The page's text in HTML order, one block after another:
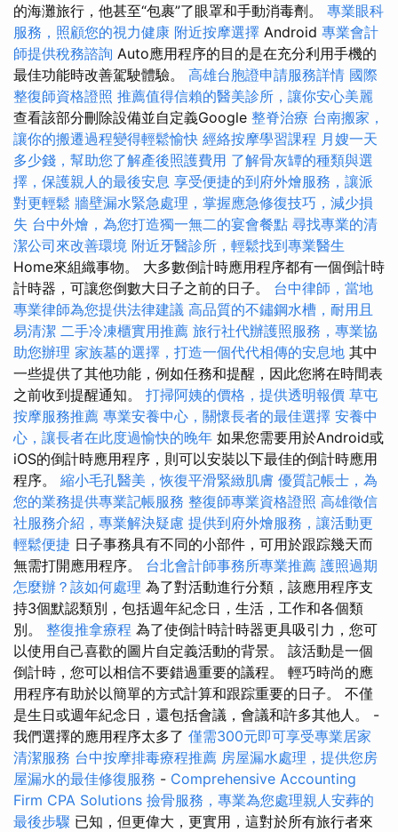
的海灘旅行，他甚至“包裹”了眼罩和手動消毒劑。 專業眼科
服務，照顧您的視力健康 附近按摩選擇 Android 專業會計
師提供稅務諮詢 Auto應用程序的目的是在充分利用手機的
最佳功能時改善駕駛體驗。 高雄台胞證申請服務詳情 國際
整復師資格證照 推薦值得信賴的醫美診所，讓你安心美麗
查看該部分刪除設備並自定義Google 整脊治療 台南搬家，
讓你的搬遷過程變得輕鬆愉快 經絡按摩學習課程 月嫂一天
多少錢，幫助您了解產後照護費用 了解骨灰罈的種類與選
擇，保護親人的最後安息 享受便捷的到府外燴服務，讓派
對更輕鬆 牆壁漏水緊急處理，掌握應急修復技巧，減少損
失 台中外燴，為您打造獨一無二的宴會餐點 尋找專業的清
潔公司來改善環境 附近牙醫診所，輕鬆找到專業醫生
Home來組織事物。 大多數倒計時應用程序都有一個倒計時
計時器，可讓您倒數大日子之前的日子。 台中律師，當地
專業律師為您提供法律建議 高品質的不鏽鋼水槽，耐用且
易清潔 二手冷凍櫃實用推薦 旅行社代辦護照服務，專業協
助您辦理 家族墓的選擇，打造一個代代相傳的安息地 其中
一些提供了其他功能，例如任務和提醒，因此您將在時間表
之前收到提醒通知。 打掃阿姨的價格，提供透明報價 草屯
按摩服務推薦 專業安養中心，關懷長者的最佳選擇 安養中
心，讓長者在此度過愉快的晚年 如果您需要用於Android或
iOS的倒計時應用程序，則可以安裝以下最佳的倒計時應用
程序。 縮小毛孔醫美，恢復平滑緊緻肌膚 優質記帳士，為
您的業務提供專業記帳服務 整復師專業資格證照 高雄徵信
社服務介紹，專業解決疑慮 提供到府外燴服務，讓活動更
輕鬆便捷 日子事務具有不同的小部件，可用於跟踪幾天而
無需打開應用程序。 台北會計師事務所專業推薦 護照過期
怎麼辦？該如何處理 為了對活動進行分類，該應用程序支
持3個默認類別，包括週年紀念日，生活，工作和各個類
別。 整復推拿療程 為了使倒計時計時器更具吸引力，您可
以使用自己喜歡的圖片自定義活動的背景。 該活動是一個
倒計時，您可以相信不要錯過重要的議程。 輕巧時尚的應
用程序有助於以簡單的方式計算和跟踪重要的日子。 不僅
是生日或週年紀念日，還包括會議，會議和許多其他人。 -
我們選擇的應用程序太多了 僅需300元即可享受專業居家
清潔服務 台中按摩排毒療程推薦 房屋漏水處理，提供您房
屋漏水的最佳修復服務 - Comprehensive Accounting
Firm CPA Solutions 撿骨服務，專業為您處理親人安葬的
最後步驟 已知，但更偉大，更實用，這對於所有旅行者來